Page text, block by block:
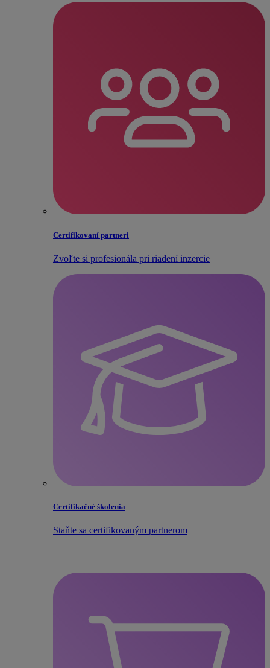
Certifikovaní partneri
Zvoľte si profesionála pri riadení inzercie
Certifikačné školenia
Staňte sa certifikovaným partnerom